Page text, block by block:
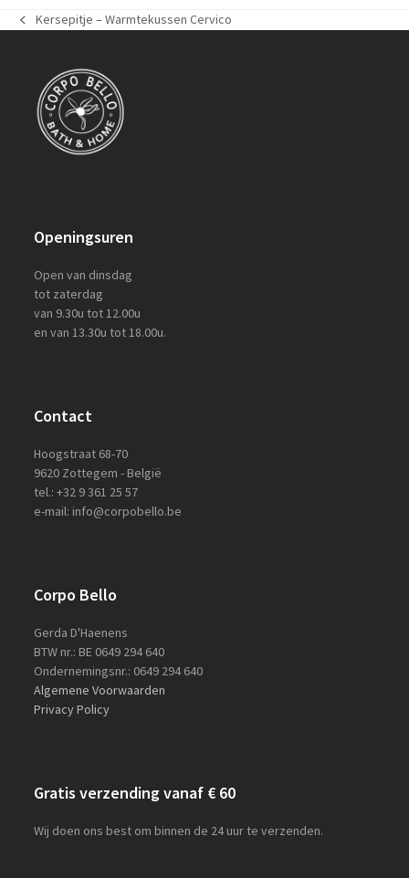
previous
Kersepitje – Warmtekussen Cervico
Openingsuren
Open van dinsdag
tot zaterdag
van 9.30u tot 12.00u
en van 13.30u tot 18.00u.
Contact
Hoogstraat 68-70
9620 Zottegem - België
tel.: +32 9 361 25 57
e-mail: info@corpobello.be
Corpo Bello
Gerda D'Haenens
BTW nr.: BE 0649 294 640
Ondernemingsnr.: 0649 294 640
Algemene Voorwaarden
Privacy Policy
Gratis verzending vanaf € 60
Wij doen ons best om binnen de 24 uur te verzenden.